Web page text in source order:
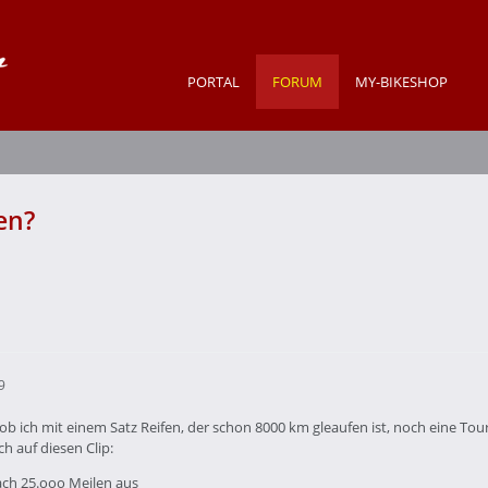
PORTAL FORUM MY-BIKESHOP
ich mit einem Satz Reifen, der schon 8000 km gleaufen ist, noch eine
auf diesen Clip:
25.ooo Meilen aus